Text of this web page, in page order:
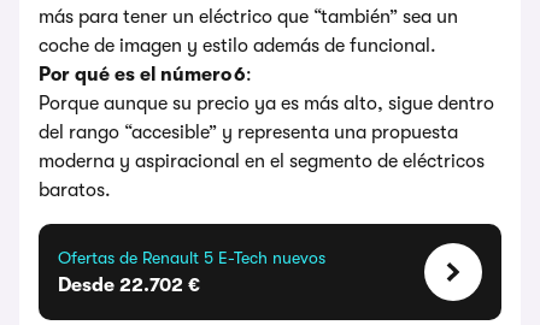
más para tener un eléctrico que “también” sea un
coche de imagen y estilo además de funcional.
Por qué es el número 6:
Porque aunque su precio ya es más alto, sigue dentro
del rango “accesible” y representa una propuesta
moderna y aspiracional en el segmento de eléctricos
baratos.
Ofertas de Renault 5 E-Tech nuevos
Desde 22.702 €